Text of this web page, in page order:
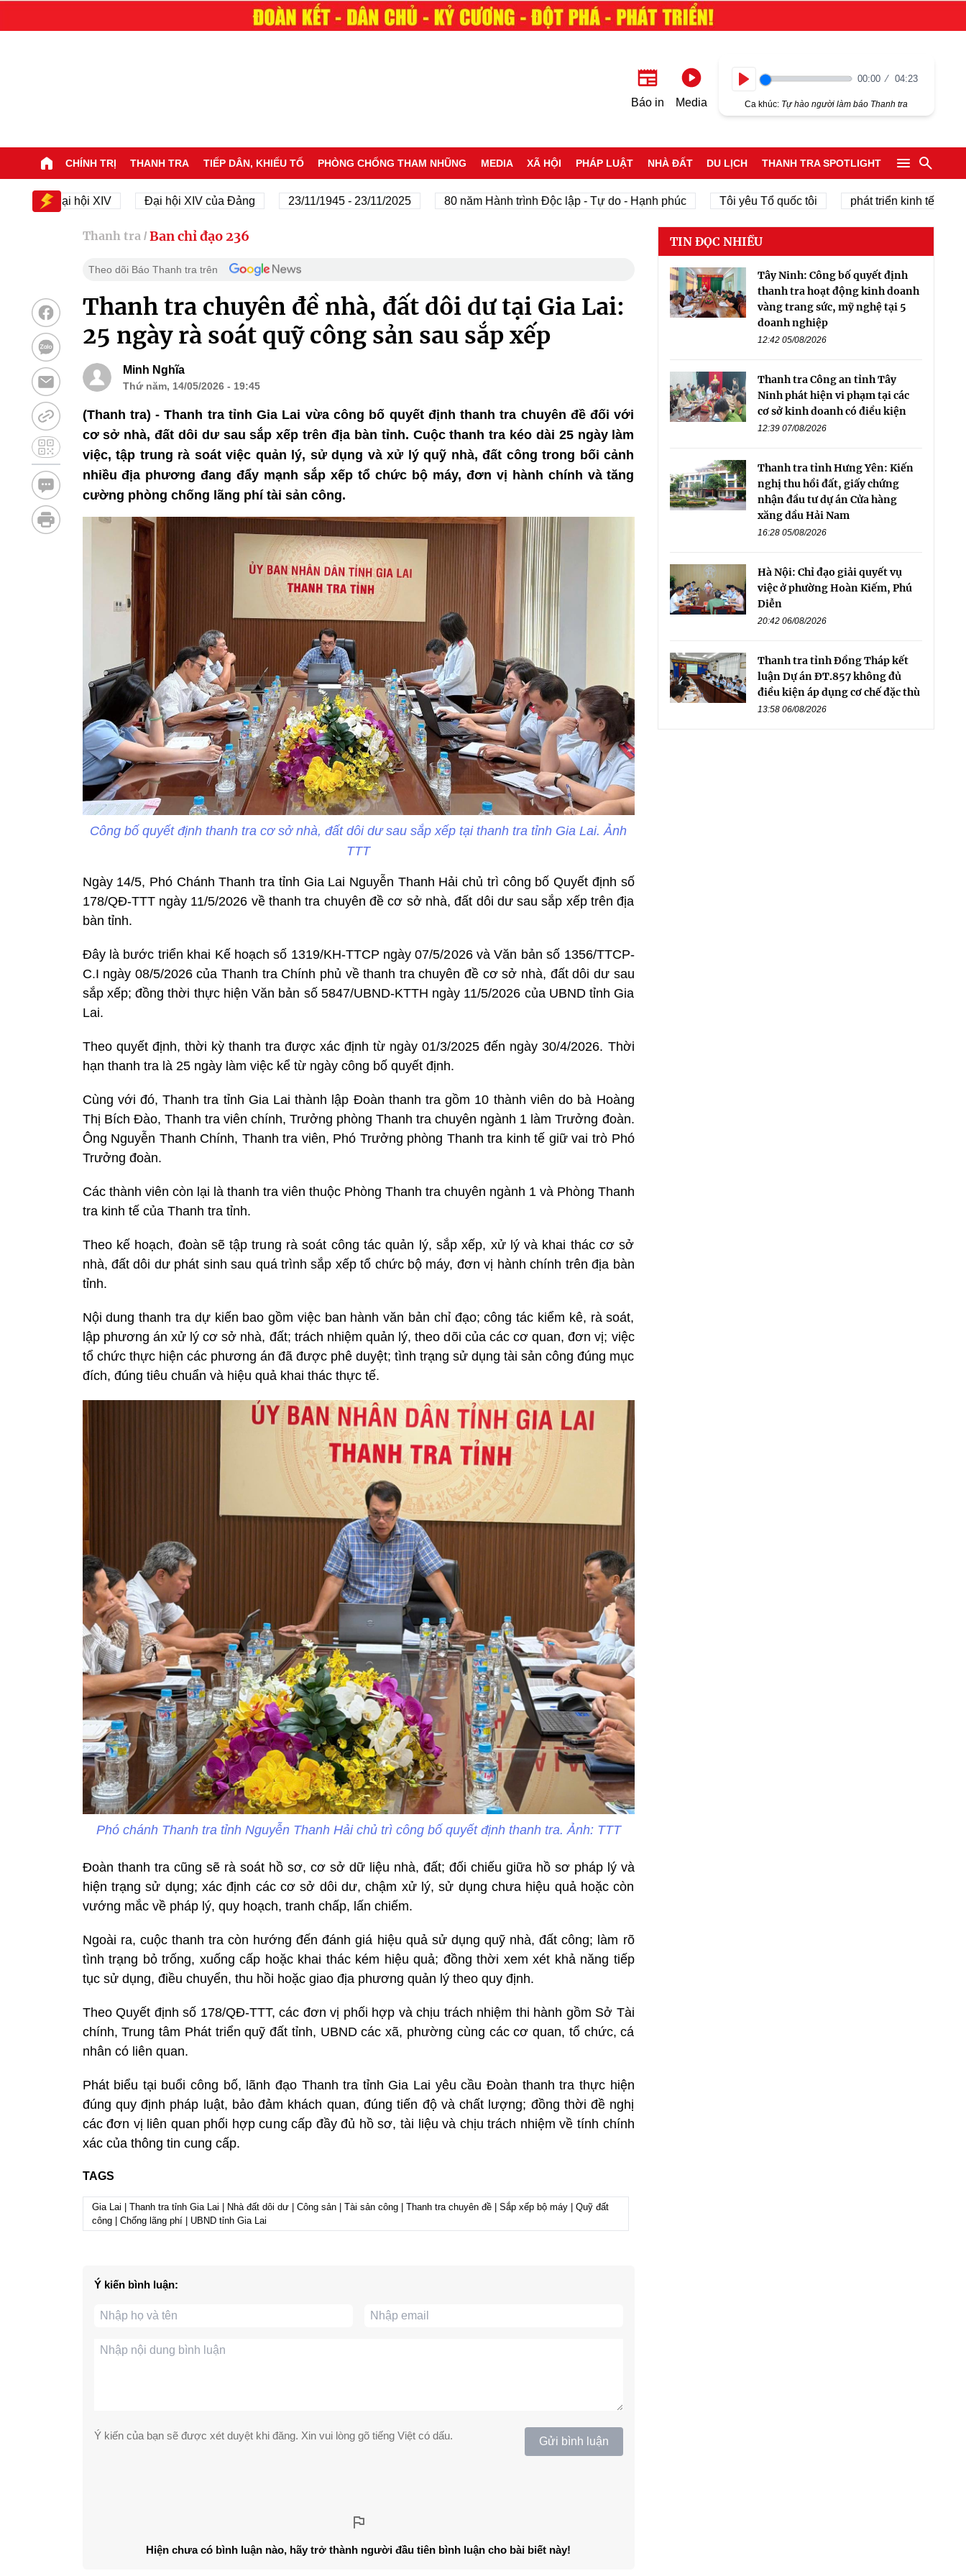
Báo in Media
00:00 04:23
Ca khúc: Tự hào người làm báo Thanh tra
CHÍNH TRỊ THANH TRA TIẾP DÂN, KHIẾU TỐ PHÒNG CHỐNG THAM NHŨNG MEDIA XÃ HỘI PHÁP LUẬT NHÀ ĐẤT DU LỊCH THANH TRA SPOTLIGHT
Đại hội XIV Đại hội XIV của Đảng 23/11/1945 - 23/11/2025 80 năm Hành trình Độc lập - Tự do - Hạnh phúc Tôi yêu Tổ quốc tôi phát triển kinh tế tư nhân
Thanh tra / Ban chỉ đạo 236
Theo dõi Báo Thanh tra trên
Thanh tra chuyên đề nhà, đất dôi dư tại Gia Lai:
25 ngày rà soát quỹ công sản sau sắp xếp
Minh Nghĩa
Thứ năm, 14/05/2026 - 19:45
(Thanh tra) - Thanh tra tỉnh Gia Lai vừa công bố quyết định thanh tra chuyên đề đối với
cơ sở nhà, đất dôi dư sau sắp xếp trên địa bàn tỉnh. Cuộc thanh tra kéo dài 25 ngày làm
việc, tập trung rà soát việc quản lý, sử dụng và xử lý quỹ nhà, đất công trong bối cảnh
nhiều địa phương đang đẩy mạnh sắp xếp tổ chức bộ máy, đơn vị hành chính và tăng
cường phòng chống lãng phí tài sản công.
Công bố quyết định thanh tra cơ sở nhà, đất dôi dư sau sắp xếp tại thanh tra tỉnh Gia Lai. Ảnh
TTT
Ngày 14/5, Phó Chánh Thanh tra tỉnh Gia Lai Nguyễn Thanh Hải chủ trì công bố Quyết định số
178/QĐ-TTT ngày 11/5/2026 về thanh tra chuyên đề cơ sở nhà, đất dôi dư sau sắp xếp trên địa
bàn tỉnh.
Đây là bước triển khai Kế hoạch số 1319/KH-TTCP ngày 07/5/2026 và Văn bản số 1356/TTCP-
C.I ngày 08/5/2026 của Thanh tra Chính phủ về thanh tra chuyên đề cơ sở nhà, đất dôi dư sau
sắp xếp; đồng thời thực hiện Văn bản số 5847/UBND-KTTH ngày 11/5/2026 của UBND tỉnh Gia
Lai.
Theo quyết định, thời kỳ thanh tra được xác định từ ngày 01/3/2025 đến ngày 30/4/2026. Thời
hạn thanh tra là 25 ngày làm việc kể từ ngày công bố quyết định.
Cùng với đó, Thanh tra tỉnh Gia Lai thành lập Đoàn thanh tra gồm 10 thành viên do bà Hoàng
Thị Bích Đào, Thanh tra viên chính, Trưởng phòng Thanh tra chuyên ngành 1 làm Trưởng đoàn.
Ông Nguyễn Thanh Chính, Thanh tra viên, Phó Trưởng phòng Thanh tra kinh tế giữ vai trò Phó
Trưởng đoàn.
Các thành viên còn lại là thanh tra viên thuộc Phòng Thanh tra chuyên ngành 1 và Phòng Thanh
tra kinh tế của Thanh tra tỉnh.
Theo kế hoạch, đoàn sẽ tập trung rà soát công tác quản lý, sắp xếp, xử lý và khai thác cơ sở
nhà, đất dôi dư phát sinh sau quá trình sắp xếp tổ chức bộ máy, đơn vị hành chính trên địa bàn
tỉnh.
Nội dung thanh tra dự kiến bao gồm việc ban hành văn bản chỉ đạo; công tác kiểm kê, rà soát,
lập phương án xử lý cơ sở nhà, đất; trách nhiệm quản lý, theo dõi của các cơ quan, đơn vị; việc
tổ chức thực hiện các phương án đã được phê duyệt; tình trạng sử dụng tài sản công đúng mục
đích, đúng tiêu chuẩn và hiệu quả khai thác thực tế.
Phó chánh Thanh tra tỉnh Nguyễn Thanh Hải chủ trì công bố quyết định thanh tra. Ảnh: TTT
Đoàn thanh tra cũng sẽ rà soát hồ sơ, cơ sở dữ liệu nhà, đất; đối chiếu giữa hồ sơ pháp lý và
hiện trạng sử dụng; xác định các cơ sở dôi dư, chậm xử lý, sử dụng chưa hiệu quả hoặc còn
vướng mắc về pháp lý, quy hoạch, tranh chấp, lấn chiếm.
Ngoài ra, cuộc thanh tra còn hướng đến đánh giá hiệu quả sử dụng quỹ nhà, đất công; làm rõ
tình trạng bỏ trống, xuống cấp hoặc khai thác kém hiệu quả; đồng thời xem xét khả năng tiếp
tục sử dụng, điều chuyển, thu hồi hoặc giao địa phương quản lý theo quy định.
Theo Quyết định số 178/QĐ-TTT, các đơn vị phối hợp và chịu trách nhiệm thi hành gồm Sở Tài
chính, Trung tâm Phát triển quỹ đất tỉnh, UBND các xã, phường cùng các cơ quan, tổ chức, cá
nhân có liên quan.
Phát biểu tại buổi công bố, lãnh đạo Thanh tra tỉnh Gia Lai yêu cầu Đoàn thanh tra thực hiện
đúng quy định pháp luật, bảo đảm khách quan, đúng tiến độ và chất lượng; đồng thời đề nghị
các đơn vị liên quan phối hợp cung cấp đầy đủ hồ sơ, tài liệu và chịu trách nhiệm về tính chính
xác của thông tin cung cấp.
TAGS
Gia Lai | Thanh tra tỉnh Gia Lai | Nhà đất dôi dư | Công sản | Tài sản công | Thanh tra chuyên đề | Sắp xếp bộ máy | Quỹ đất
công | Chống lãng phí | UBND tỉnh Gia Lai
Ý kiến bình luận:
Ý kiến của bạn sẽ được xét duyệt khi đăng. Xin vui lòng gõ tiếng Việt có dấu. Gửi bình luận
Hiện chưa có bình luận nào, hãy trở thành người đầu tiên bình luận cho bài biết này!
TIN ĐỌC NHIỀU
Tây Ninh: Công bố quyết định
thanh tra hoạt động kinh doanh
vàng trang sức, mỹ nghệ tại 5
doanh nghiệp
12:42 05/08/2026
Thanh tra Công an tỉnh Tây
Ninh phát hiện vi phạm tại các
cơ sở kinh doanh có điều kiện
12:39 07/08/2026
Thanh tra tỉnh Hưng Yên: Kiến
nghị thu hồi đất, giấy chứng
nhận đầu tư dự án Cửa hàng
xăng dầu Hải Nam
16:28 05/08/2026
Hà Nội: Chỉ đạo giải quyết vụ
việc ở phường Hoàn Kiếm, Phú
Diễn
20:42 06/08/2026
Thanh tra tỉnh Đồng Tháp kết
luận Dự án ĐT.857 không đủ
điều kiện áp dụng cơ chế đặc thù
13:58 06/08/2026